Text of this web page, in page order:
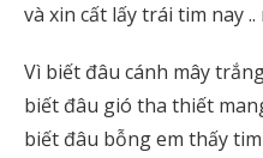
và xin cất lấy trái tim nay
Vì biết đâu cánh mây
biết đâu gió tha thiết
biết đâu bỗng em thấy